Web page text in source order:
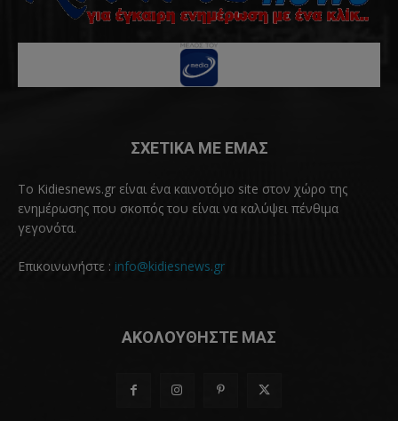
ΣΧΕΤΙΚΑ ΜΕ ΕΜΑΣ
Το Kidiesnews.gr είναι ένα καινοτόμο site στον χώρο της
ενημέρωσης που σκοπός του είναι να καλύψει πένθιμα
γεγονότα.
Επικοινωνήστε : info@kidiesnews.gr
ΑΚΟΛΟΥΘΗΣΤΕ ΜΑΣ